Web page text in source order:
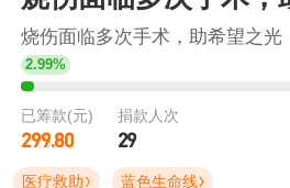
烧伤面临多次手术，助希望之光
2.99%
已筹款(元)
299.80
捐款人次
29
医疗救助 蓝色生命线